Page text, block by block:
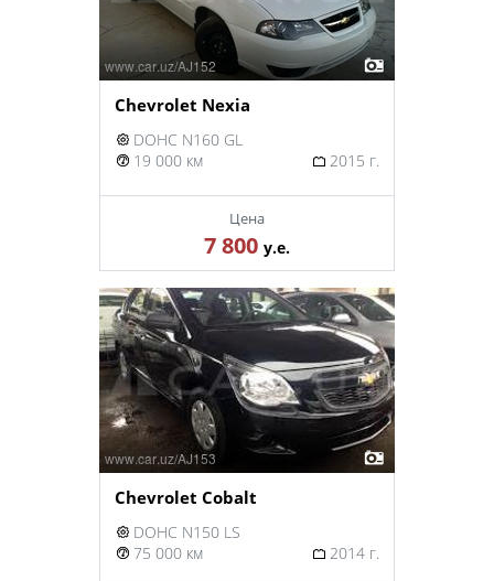
Chevrolet Nexia
DOHC N160 GL
19 000 км
2015 г.
Цена
7 800 у.е.
Chevrolet Cobalt
DOHC N150 LS
75 000 км
2014 г.